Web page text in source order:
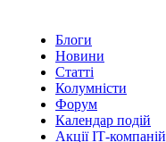
Блоги
Новини
Статті
Колумністи
Форум
Календар подій
Акції ІТ-компаній